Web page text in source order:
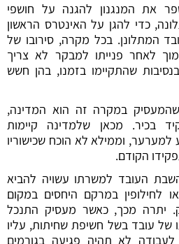
את המנגנון להגנה על חושפי
כדי להגן על האינטרס הראשון
המתלונן. בכל מקרה, סירובו של
לאחר פנייתו למבקר לא צריך
שהתקיימו בזמנו, בהן חשש
במקרה זה הוא המדינה,
בכיר. מכאן שלמדינה קיימות
למערער, וממילא לא הוכח שכישוריו
הקודם.
העובד למשרתו עשויה להביא
לחילופין במרקם היחסים במקום
יתרה מכך, כאשר מעסיק התנכל
של עובד בשל חשיפת שחיתות, עליו
לא תהיה פגיעה בגורמים